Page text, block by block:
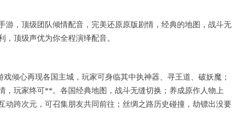
游，顶级团队倾情配音，完美还原原版剧情，经典的地图，战斗无
顶级声优为你全程演绎配音。
倾心再现各国主城，玩家可身临其中执神器、寻王道、破妖魔；
，玩家终可**。各国经典地图，战斗无缝切换；养成原作人物上
动跨次元，可召集朋友共同前往；丝绸之路历史碰撞，劫镖出没要